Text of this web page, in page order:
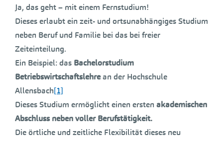
Ja, das geht – mit einem Fernstudium!
Dieses erlaubt ein zeit- und ortsunabhängiges Studium
neben Beruf und Familie bei das bei freier
Zeiteinteilung.
Ein Beispiel: das Bachelorstudium
Betriebswirtschaftslehrean der Hochschule
Allensbach[1]
Dieses Studium ermöglicht einen ersten akademischen
Abschluss neben voller Berufstätigkeit.
Die örtliche und zeitliche Flexibilität dieses neu